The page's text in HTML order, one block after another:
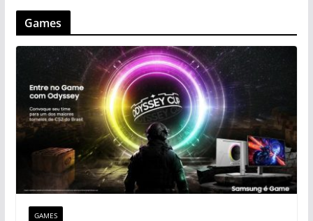
Games
GAMES